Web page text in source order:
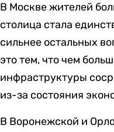
В Москве жителей
столица стала
сильнее остальных
это тем, что чем
инфраструктуры
из-за состояния
В Воронежской и